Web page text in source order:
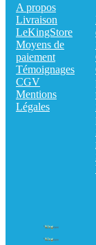
A propos
Livraison
LeKingStore
Moyens de
paiement
Témoignages
CGV
Mentions
Légales